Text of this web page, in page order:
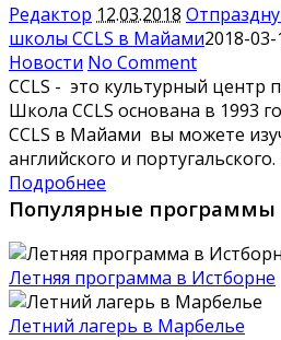
Редактор 12.03.2018
школы СCLS в Майами2018-03-
Новости No Comment
CCLS - это культурный центр
Школа CCLS основана в 1993
CCLS в Майами вы можете
английского и
Подробнее
Популярные программы
Летняя программа в Истборне
Летний лагерь в Марбелье